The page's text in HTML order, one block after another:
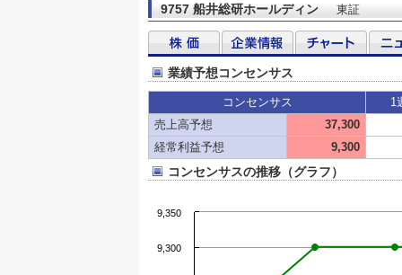
9757 船井総研ホールディン 東証